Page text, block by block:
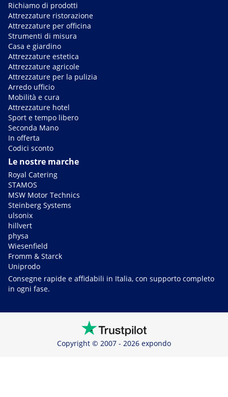
Richiamo di prodotti
Attrezzature ristorazione
Attrezzature per officina
Strumenti di misura
Casa e giardino
Attrezzature estetica
Attrezzature agricole
Attrezzature per la pulizia
Arredo ufficio
Mobilità e cura
Attrezzature hotel
Sport e tempo libero
Seconda Mano
In offerta
Codici sconto
Le nostre marche
Royal Catering
STAMOS
MSW Motor Technics
Steinberg Systems
ulsonix
hillvert
physa
Wiesenfield
Fromm & Starck
Uniprodo
Consegne rapide e affidabili in Italia, con supporto completo
in ogni fase.
Copyright © 2007 - 2026 expondo